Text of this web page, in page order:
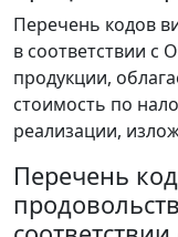
Перечень кодов
в соответствии с
продукции,
стоимость по
реализации,
Перечень